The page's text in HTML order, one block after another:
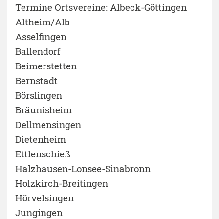
Termine Ortsvereine: Albeck-Göttingen
Altheim/Alb
Asselfingen
Ballendorf
Beimerstetten
Bernstadt
Börslingen
Bräunisheim
Dellmensingen
Dietenheim
Ettlenschieß
Halzhausen-Lonsee-Sinabronn
Holzkirch-Breitingen
Hörvelsingen
Jungingen